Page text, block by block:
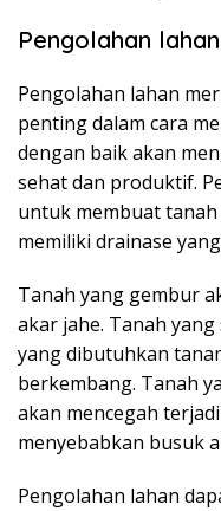
Pengolahan lahan
Pengolahan lahan
penting dalam cara
dengan baik akan
sehat dan produktif.
untuk membuat
memiliki drainase
Tanah yang gembur
akar jahe. Tanah
yang dibutuhkan
berkembang. Tanah
akan mencegah
menyebabkan busuk
Pengolahan lahan